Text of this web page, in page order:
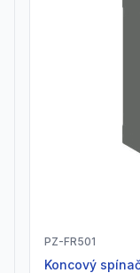
PZ-FR501
Koncový spínač s čepem_PG 13,5; Plast;